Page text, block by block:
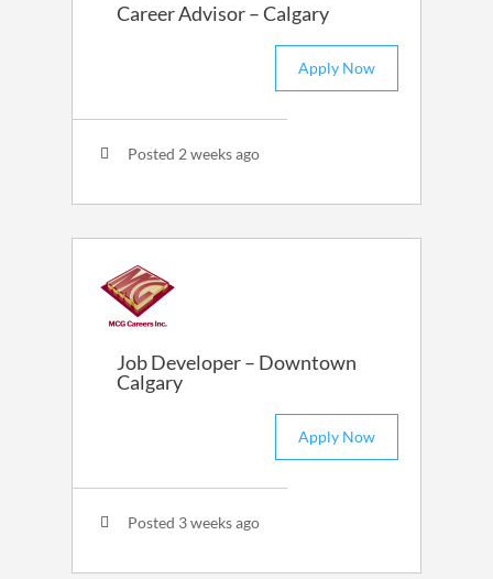
Career Advisor – Calgary
Apply Now
Posted 2 weeks ago
Job Developer – Downtown
Calgary
Apply Now
Posted 3 weeks ago